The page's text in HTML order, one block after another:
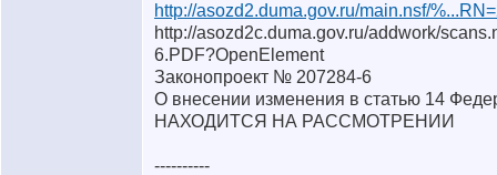
http://asozd2.duma.gov.ru/main.nsf/
http://asozd2c.duma.gov.ru/addwork/
6.PDF?OpenElement
Законопроект № 207284-6
О внесении изменения в статью 14
НАХОДИТСЯ НА РАССМОТРЕНИИ
----------